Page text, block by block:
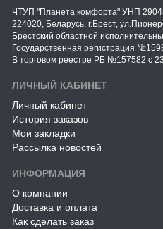
ЧТУП "Планета комфорта" УНП
224020, Беларусь, г.Брест,
Брестский областной
Государственная регистрация
В торговом реестре РБ №157582 с
ЛИЧНЫЙ КАБИНЕТ
Личный кабинет
История заказов
Мои закладки
Рассылка новостей
ИНФОРМАЦИЯ
О компании
Доставка и оплата
Как сделать заказ